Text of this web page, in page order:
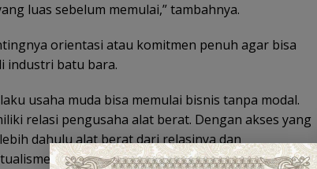
luas sebelum memulai,” tambahnya.
orientasi atau komitmen penuh agar bisa
industri batu bara.
usaha muda bisa memulai bisnis tanpa modal.
relasi pengusaha alat berat. Dengan akses yang
dahulu alat berat dari relasinya dan
Dari sana sebenarnya terlihat, semua bisnis